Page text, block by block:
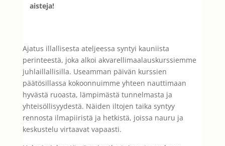
aisteja!
Ajatus illallisesta ateljeessa syntyi kauniista
perinteestä, joka alkoi akvarellimaalauskurssiemme
juhlaillallisilla. Useamman päivän kurssien
päätösillassa kokoonnuimme yhteen nauttimaan
hyvästä ruoasta, lämpimästä tunnelmasta ja
yhteisöllisyydestä. Näiden iltojen taika syntyy
rennosta ilmapiiristä ja hetkistä, joissa nauru ja
keskustelu virtaavat vapaasti.